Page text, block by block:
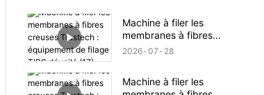
Machine à filer les
membranes à fibres
creuses Trustech :
2026 07 28
Machine à filer les